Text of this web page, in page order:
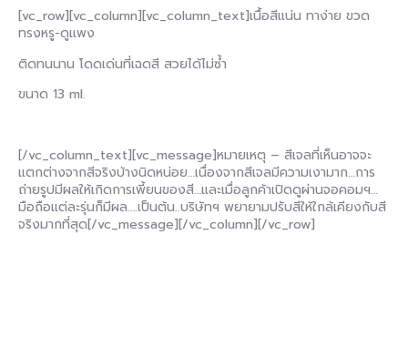
[vc_row][vc_column][vc_column_text]เนื้อสีแน่น ทาง่าย ขวด
ทรงหรู-ดูแพง
ติดทนนาน โดดเด่นที่เฉดสี สวยได้ไม่ซ้ำ
ขนาด 13 ml.
[/vc_column_text][vc_message]หมายเหตุ – สีเจลที่เห็นอาจจะ
แตกต่างจากสีจริงบ้างนิดหน่อย…เนื่องจากสีเจลมีความเงามาก…การ
ถ่ายรูปมีผลให้เกิดการเพี้ยนของสี…และเมื่อลูกค้าเปิดดูผ่านจอคอมฯ…
มือถือแต่ละรุ่นก็มีผล….เป็นต้น..บริษัทฯ พยายามปรับสีให้ใกล้เคียงกับสี
จริงมากที่สุด[/vc_message][/vc_column][/vc_row]